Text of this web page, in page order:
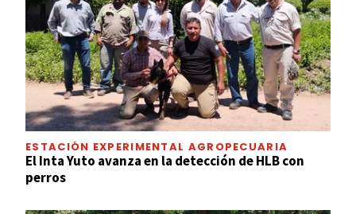
ESTACIÓN EXPERIMENTAL AGROPECUARIA
El Inta Yuto avanza en la detección de HLB con
perros